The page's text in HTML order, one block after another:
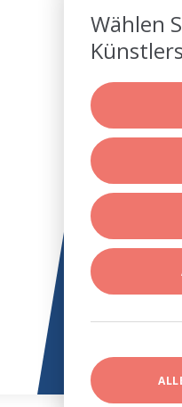
Wählen